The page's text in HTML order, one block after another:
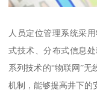
人员定位管理系统采
式技术、分布式信息
系列技术的“物联网”无
机制，能够提高井下的